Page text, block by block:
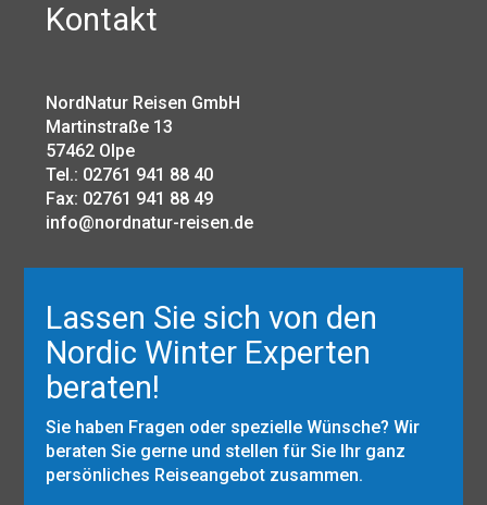
Kontakt
NordNatur Reisen GmbH
Martinstraße 13
57462 Olpe
Tel.: 02761 941 88 40
Fax: 02761 941 88 49
info@nordnatur-reisen.de
Lassen Sie sich von den
Nordic Winter Experten
beraten!
Sie haben Fragen oder spezielle Wünsche? Wir
beraten Sie gerne und stellen für Sie Ihr ganz
persönliches Reiseangebot zusammen.